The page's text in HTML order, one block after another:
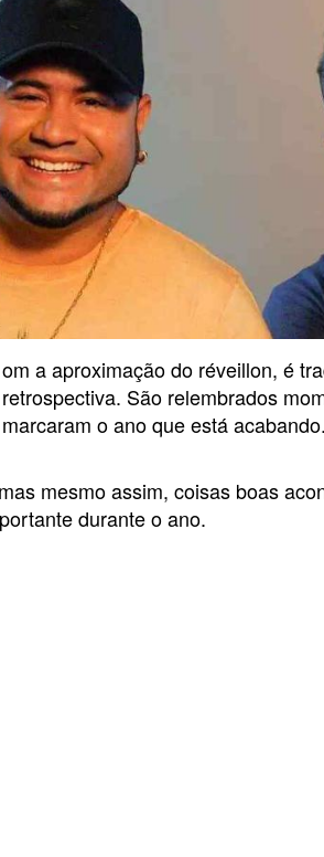
om a aproximação do réveillon, é
retrospectiva. São relembrados
marcaram o ano que está acabando.
mesmo assim, coisas boas
durante o ano.